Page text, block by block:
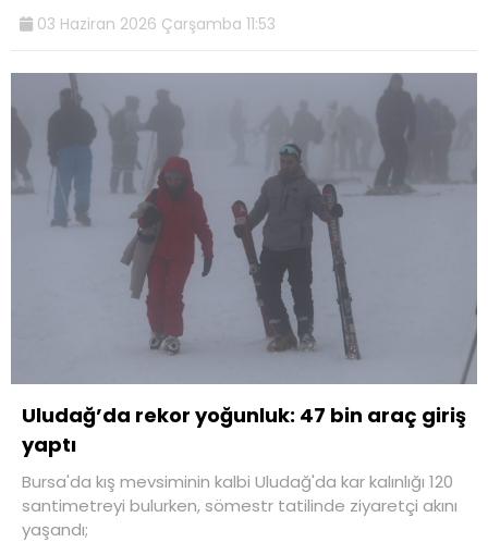
03 Haziran 2026 Çarşamba 11:53
Uludağ’da rekor yoğunluk: 47 bin araç giriş
yaptı
Bursa'da kış mevsiminin kalbi Uludağ'da kar kalınlığı 120
santimetreyi bulurken, sömestr tatilinde ziyaretçi akını
yaşandı;